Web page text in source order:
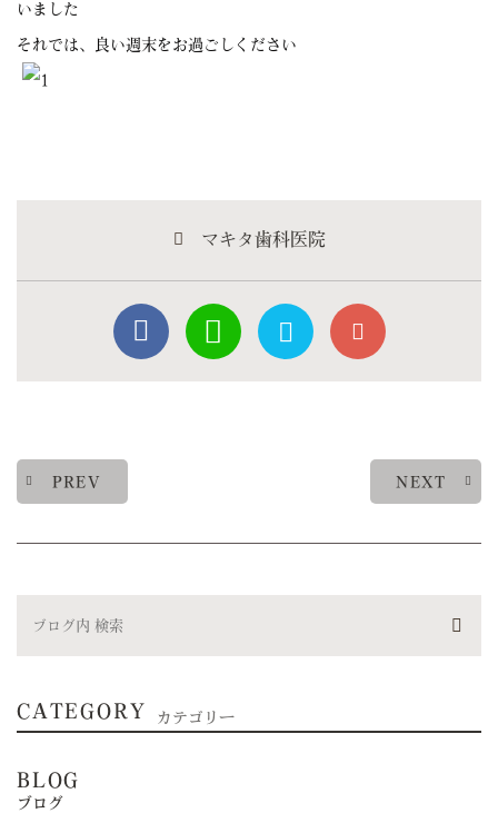
いました
それでは、良い週末をお過ごしください
マキタ歯科医院
PREV NEXT
CATEGORY カテゴリー
BLOG
ブログ